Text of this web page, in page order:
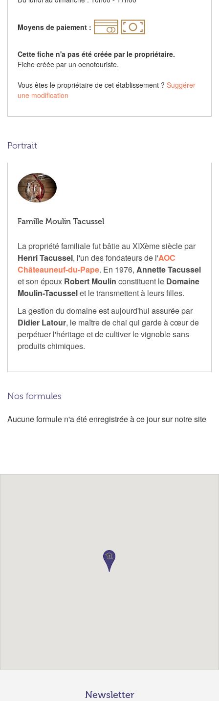
Moyens de paiement :
Cette fiche n'a pas été créée par le propriétaire.
Fiche créée par un oenotouriste.
Vous êtes le propriétaire de cet établissement ? Suggérer
une modification
Portrait
Famille Moulin Tacussel
La propriété familiale fut bâtie au XIXème siècle par
Henri Tacussel, l'un des fondateurs de l'AOC
Châteauneuf-du-Pape. En 1976, Annette Tacussel
et son époux Robert Moulin constituent le Domaine
Moulin-Tacusselet le transmettent à leurs filles.
La gestion du domaine est aujourd'hui assurée par
Didier Latour, le maître de chai qui garde à cœur de
perpétuer l'héritage et de cultiver le vignoble sans
produits chimiques.
Nos formules
Aucune formule n'a été enregistrée à ce jour sur notre site
Newsletter